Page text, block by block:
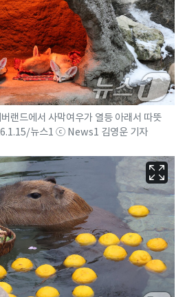
랜드에서 사막여우가 열등 아래서 따뜻
뉴스1 ⓒ News1 김영운 기자